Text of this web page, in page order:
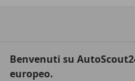
Benvenuti su
europeo.